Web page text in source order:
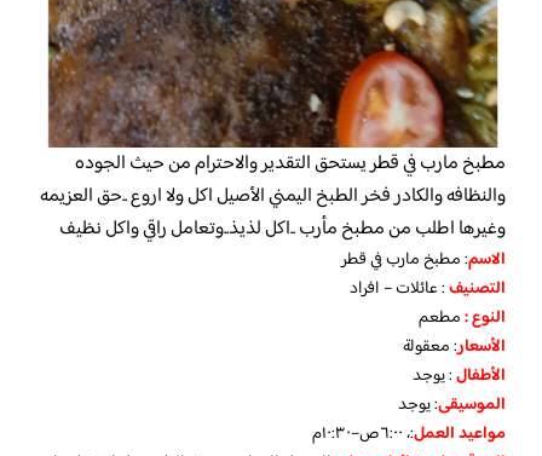
مطبخ مارب في قطر يستحق التقدير والاحترام من حيث الجوده
والنظافه والكادر فخر الطبخ اليمني الأصيل اكل ولا اروع ..حق العزيمه
وغيرها اطلب من مطبخ مأرب ..اكل لذيذ..وتعامل راقي واكل نظيف
الاسم: مطبخ مارب في قطر
التصنيف: عائلات – افراد
النوع :مطعم
الأسعار:معقولة
الأطفال:يوجد
الموسيقى:يوجد
مواعيد العمل:، ٦:٠٠ص–١٠:٣٠م